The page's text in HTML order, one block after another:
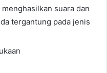
suara dan
tergantung pada jenis